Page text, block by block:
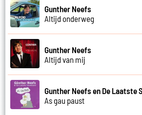
Gunther Neefs
Altijd onderweg
Gunther Neefs
Altijd van mij
Gunther Neefs en De Laatste
As gau paust